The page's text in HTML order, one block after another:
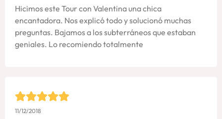
Hicimos este Tour con Valentina una chica
encantadora. Nos explicó todo y solucionó muchas
preguntas. Bajamos a los subterráneos que estaban
geniales. Lo recomiendo totalmente
11/12/2018